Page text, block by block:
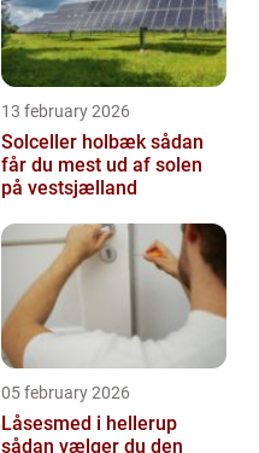
13 february 2026
Solceller holbæk sådan
får du mest ud af solen
på vestsjælland
05 february 2026
Låsesmed i hellerup
sådan vælger du den